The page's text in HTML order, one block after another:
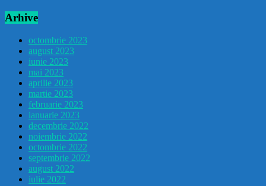
Arhive
octombrie 2023
august 2023
iunie 2023
mai 2023
aprilie 2023
martie 2023
februarie 2023
ianuarie 2023
decembrie 2022
noiembrie 2022
octombrie 2022
septembrie 2022
august 2022
iulie 2022